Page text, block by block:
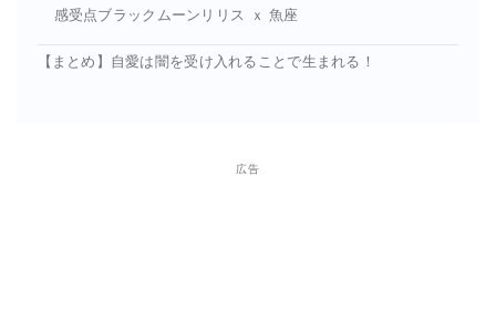
感受点ブラックムーンリリス ｘ 魚座
【まとめ】自愛は闇を受け入れることで生まれる！
広告